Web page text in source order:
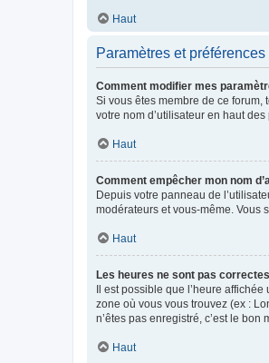
Haut
Paramètres et préférences
Comment modifier mes
Si vous êtes membre de ce forum,
votre nom d’utilisateur en haut
Haut
Comment empêcher mon nom
Depuis votre panneau de
modérateurs et vous-même. Vous
Haut
Les heures ne sont pas
Il est possible que l’heure
zone où vous vous trouvez (ex :
n’êtes pas enregistré, c’est le bon
Haut